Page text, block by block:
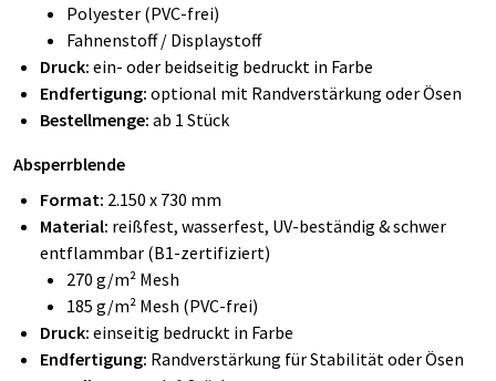
Polyester (PVC-frei)
Fahnenstoff / Displaystoff
Druck: ein- oder beidseitig bedruckt in Farbe
Endfertigung: optional mit Randverstärkung oder Ösen
Bestellmenge: ab 1 Stück
Absperrblende
Format: 2.150 x 730 mm
Material: reißfest, wasserfest, UV-beständig & schwer
entflammbar (B1-zertifiziert)
270 g/m² Mesh
185 g/m² Mesh (PVC-frei)
Druck: einseitig bedruckt in Farbe
Endfertigung: Randverstärkung für Stabilität oder Ösen